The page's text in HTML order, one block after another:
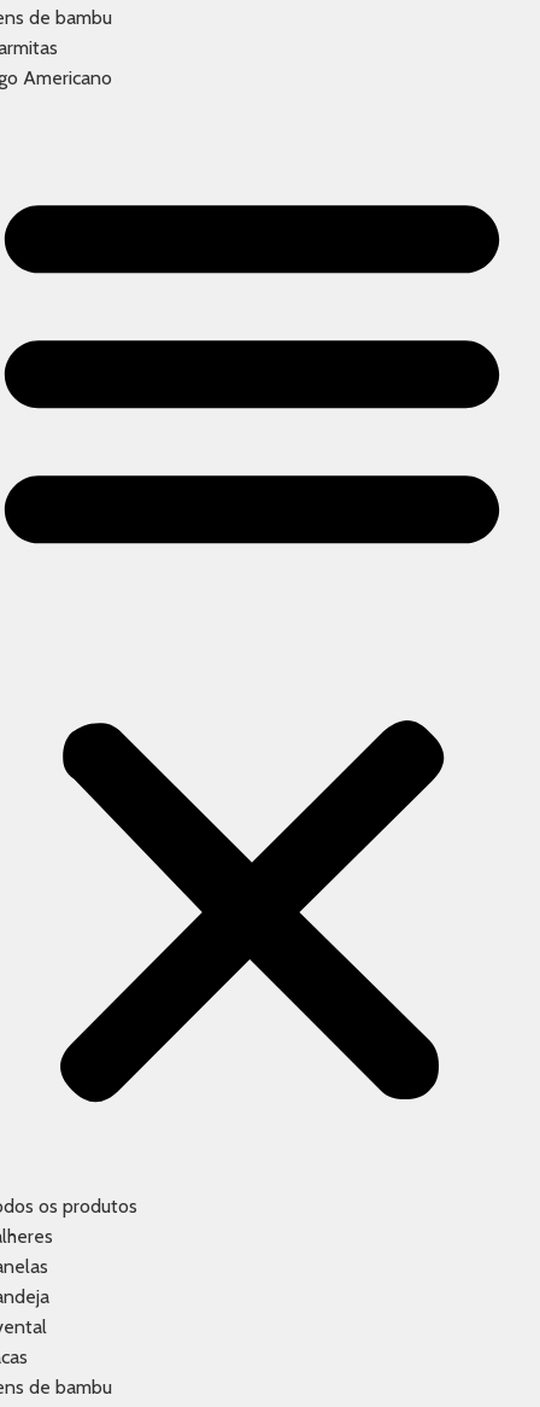
de bambu
Americano
os produtos
de bambu